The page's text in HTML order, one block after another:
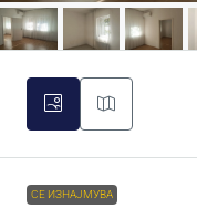
СЕ ИЗНАЈМУВА